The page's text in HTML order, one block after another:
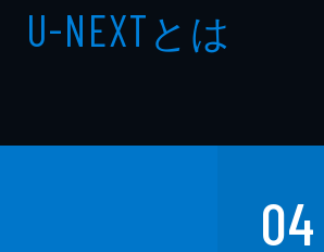
U-NEXTとは
04